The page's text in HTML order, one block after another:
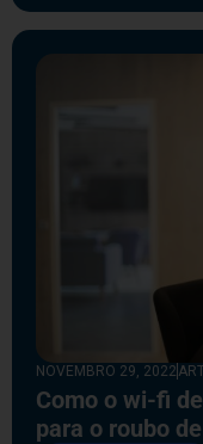
NOVEMBRO 29, 2022
Como o wi-fi
para o roubo